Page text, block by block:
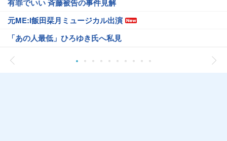
有罪でいい 斉藤被告の事件見解
元ME:I飯田栞月ミュージカル出演
「あの人最低」ひろゆき氏へ私見